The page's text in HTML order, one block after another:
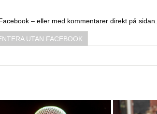
– eller med kommentarer direkt på sidan.
UTAN FACEBOOK